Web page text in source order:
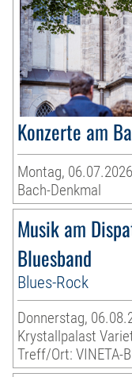
Konzerte am
Montag,
Bach-Denkmal
Musik am
Bluesband
Blues-Rock
Donnerstag,
Krystallpalast
Treff/Ort: VINETA-